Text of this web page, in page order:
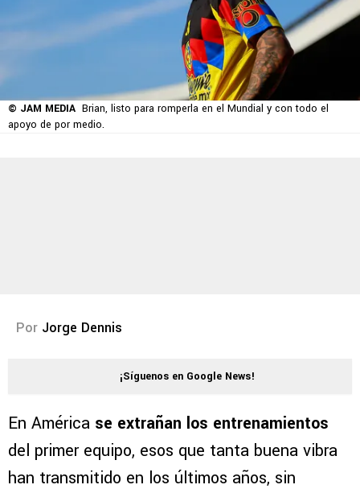
© JAM MEDIA Brian, listo para romperla en el Mundial y con todo el
apoyo de por medio.
Por Jorge Dennis
¡Síguenos en Google News!
En América se extrañan los entrenamientos
del primer equipo, esos que tanta buena vibra
han transmitido en los últimos años, sin